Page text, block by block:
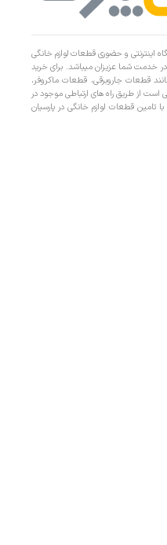
اینترنتی و حضوری قطعات لوازم خانگی
خدمت شما عزیزان میباشد. برای خرید
قطعات جاروبرقی، قطعات ماکروفر،
از طریق راه های ارتباطی موجود در
تامین قطعات لوازم خانگی در پارسیان